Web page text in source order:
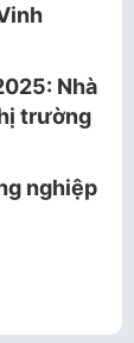
Nhà
trường
nghiệp